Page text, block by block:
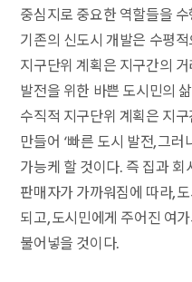
중심지로 중요한 역할들을
기존의 신도시 개발은 수평
지구단위 계획은 지구간의 거
발전을 위한 바쁜 도시민의
수직적 지구단위 계획은 지
만들어 ‘빠른 도시 발전, 그
가능케 할 것이다. 즉 집과
판매자가 가까워짐에 따라,
되고, 도시민에게 주어진 여
불어넣을 것이다.